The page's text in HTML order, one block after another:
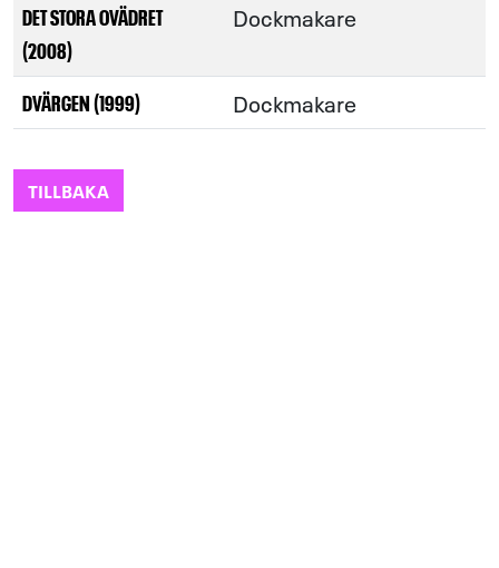
DET STORA OVÄDRET
(2008)
Dockmakare
DVÄRGEN (1999) Dockmakare
TILLBAKA